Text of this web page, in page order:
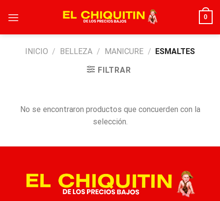
0
INICIO / BELLEZA / MANICURE / ESMALTES
FILTRAR
No se encontraron productos que concuerden con la
selección.